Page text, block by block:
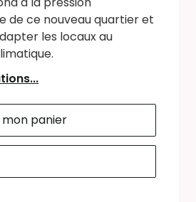
de ce nouveau quartier et
les locaux au
panier